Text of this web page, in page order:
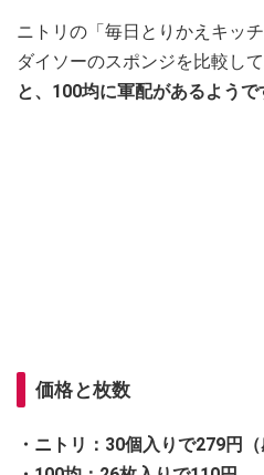
ニトリの「毎日とりかえキッ
ダイソーのスポンジを比較して
と、100均に軍配があるようで
価格と枚数
・ニトリ：30個入りで279円（